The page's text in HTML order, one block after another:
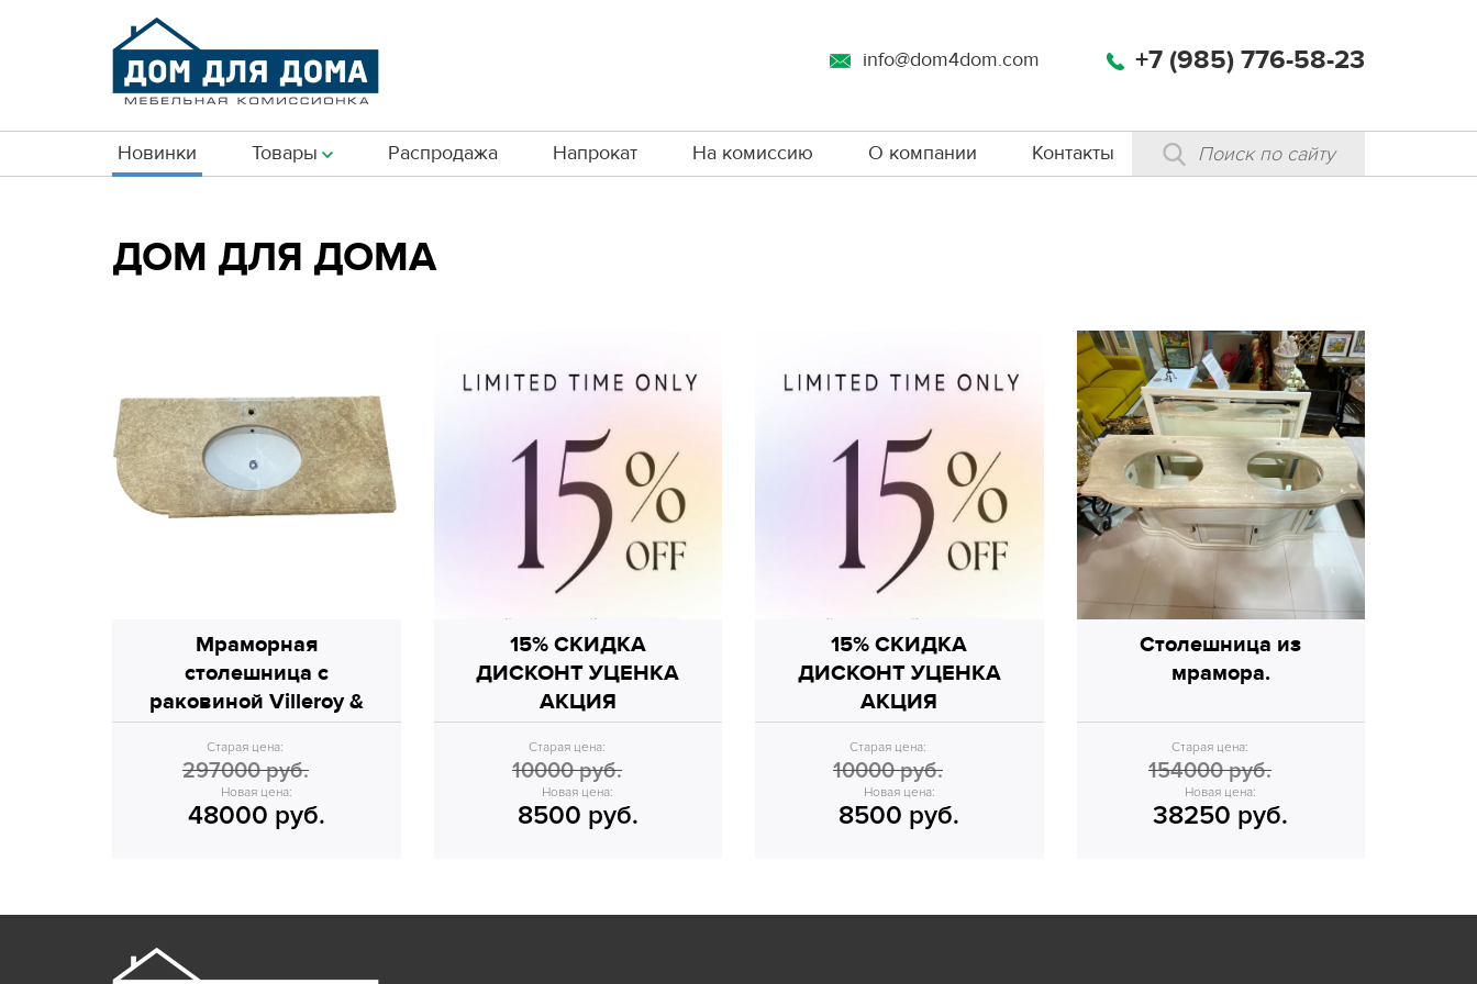
info@dom4dom.com +7 (985) 776-58-23
Новинки Товары Распродажа Напрокат На комиссию О компании Контакты
ДОМ ДЛЯ ДОМА
Мраморная
столешница с
раковиной Villeroy &
Boch.
Старая цена:
297000 руб.
Новая цена:
48000 руб.
15% СКИДКА
ДИСКОНТ УЦЕНКА
АКЦИЯ
Старая цена:
10000 руб.
Новая цена:
8500 руб.
15% СКИДКА
ДИСКОНТ УЦЕНКА
АКЦИЯ
Старая цена:
10000 руб.
Новая цена:
8500 руб.
Столешница из
мрамора.
Старая цена:
154000 руб.
Новая цена:
38250 руб.